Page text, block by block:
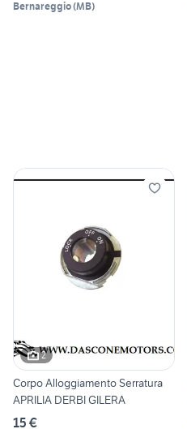
Bernareggio(MB)
2
Corpo Alloggiamento Serratura
APRILIA DERBI GILERA
15 €